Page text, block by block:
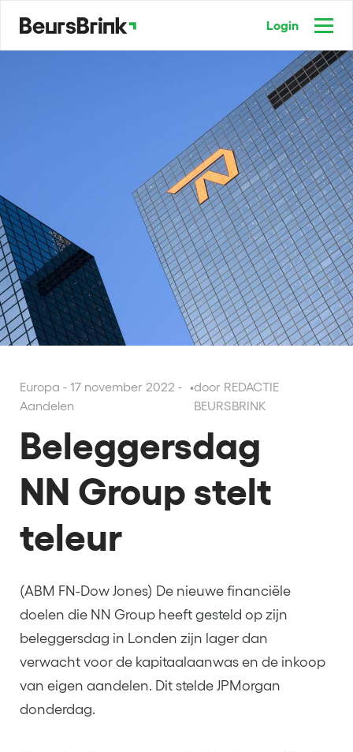
Login
Europa - 17 november 2022 -
Aandelen
•door REDACTIE
BEURSBRINK
Beleggersdag
NN Group stelt
teleur
(ABM FN-Dow Jones) De nieuwe financiële
doelen die NN Group heeft gesteld op zijn
beleggersdag in Londen zijn lager dan
verwacht voor de kapitaalaanwas en de inkoop
van eigen aandelen. Dit stelde JPMorgan
donderdag.